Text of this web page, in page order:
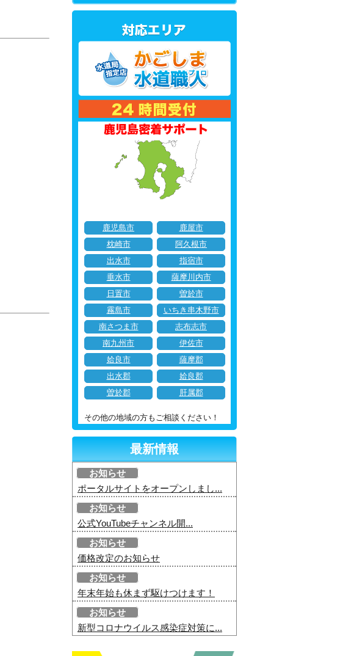
鹿児島市
鹿屋市
枕崎市
阿久根市
出水市
指宿市
垂水市
薩摩川内市
日置市
曽於市
霧島市
いちき串木野市
南さつま市
志布志市
南九州市
伊佐市
姶良市
薩摩郡
出水郡
姶良郡
曽於郡
肝属郡
その他の地域の方もご相談ください！
最新情報
お知らせ
ポータルサイトをオープンしまし...
お知らせ
公式YouTubeチャンネル開...
お知らせ
価格改定のお知らせ
お知らせ
年末年始も休まず駆けつけます！
お知らせ
新型コロナウイルス感染症対策に...